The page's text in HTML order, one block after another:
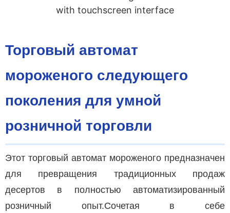
Торговый автомат
мороженого следующего
поколения для умной
розничной торговли
Этот торговый автомат мороженого предназначен
для превращения традиционных продаж
десертов в полностью автоматизированный
розничный опыт.Сочетая в себе